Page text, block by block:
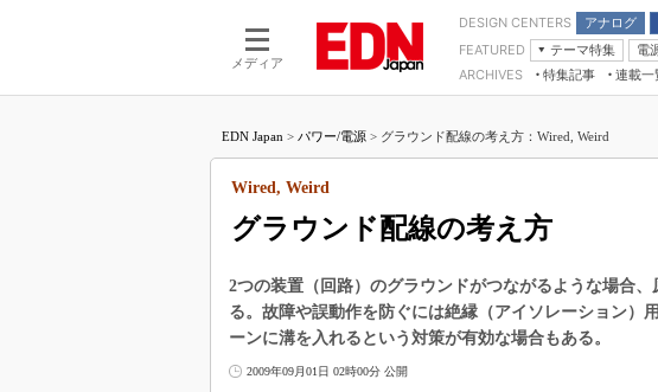
メディア
DESIGN CENTERS アナログ
モーターLSI
受動部品
FEATURED
テーマ特集
つながるクルマ
エレクトロニクス入門
医療エレ（EE Times Japan）
製品解剖（EE Times Japan）
電
モーター入門
ARCHIVES 特集記事
連載一
マイクロプロセッサ懐古録
たった2つの式で始めるDC/DCコン
バーターの設計
DC-DCコンバーター活用講座
Wired, Weird
電子ブックレット
EDN Japan > パワー/電源 > グラウンド配線の考え方：Wired, Weird
グラウンド配線の考え方
Wired, Weird
2つの装置（回路）のグラウンドがつながるような場合
る。故障や誤動作を防ぐには絶縁（アイソレーション）
ーンに溝を入れるという対策が有効な場合もある。
2009年09月01日 02時00分 公開